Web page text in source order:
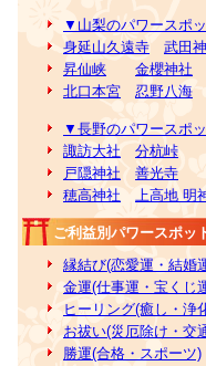
▼山梨のパワースポ
身延山久遠寺
武田
昇仙峡
金櫻神社
北口本宮
忍野八海
▼長野のパワースポ
諏訪大社
分杭峠
戸隠神社
善光寺
穂高神社
上高地 明
ご利益別パワースポッ
縁結び(恋愛運・結婚
金運(仕事運・宝くじ
ヒーリング(癒し・浄
お祓い(災厄除け・交
勝運(合格・スポーツ)